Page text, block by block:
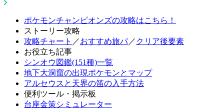
ポケモンチャンピオンズの攻略はこちら！
ストーリー攻略
攻略チャート ／おすすめ旅パ／ クリア後要素
お役立ち記事
シンオウ図鑑(151種)一覧
地下大洞窟の出現ポケモンとマップ
アルセウスと天界の笛の入手方法
便利ツール・掲示板
台座金策シミュレーター